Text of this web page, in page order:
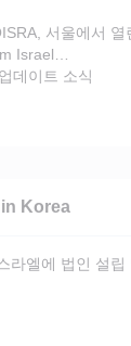
서울에서
Israel…
업데이트 소식
Korea
라엘에 법인 설립